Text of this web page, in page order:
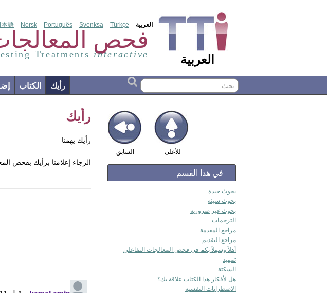
العربية
فحص
Treatments interactive
العربية 本語 Norsk Português Svenksa Türkçe
الكتاب رأيك
رأيك
رأيك يهمنا
الرجاء إعلامنا برأيك بفحص
للأعلى السابق
في هذا القسم
بحوث جيدة
بحوث سيئة
بحوث غير ضرورية
الترجمات
مراجع المقدمة
مراجع التقديم
أهلاً وسهلاً بكم في فحص المعالجات التفاعلي
تمهيد
السكتة
هل لأفكار هذا الكتاب علاقة بك؟
الاضطرابات النفسية